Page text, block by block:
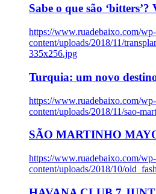
Sabe o que são
https://www.ruadebaixo.com/wp-
content/uploads/2018/11/
335x256.jpg
Turquia: um novo
https://www.ruadebaixo.com/wp-
content/uploads/2018/11/sao-
SÃO MARTINHO
https://www.ruadebaixo.com/wp-
content/uploads/2018/10/